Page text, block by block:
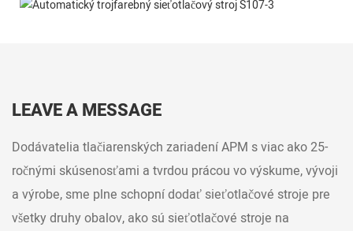
LEAVE A MESSAGE
Dodávatelia tlačiarenských zariadení APM s viac ako 25-
ročnými skúsenosťami a tvrdou prácou vo výskume, vývoji
a výrobe, sme plne schopní dodať sieťotlačové stroje pre
všetky druhy obalov, ako sú sieťotlačové stroje na